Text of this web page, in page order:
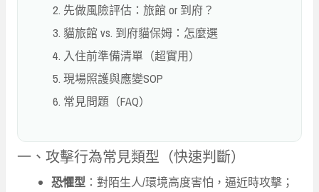
先做風險評估：旅館 or 到府？
貓旅館 vs. 到府貓保姆：怎麼選
入住前準備清單（超實用）
現場照護與應變SOP
常見問題（FAQ）
一、攻擊行為常見類型（快速判斷）
恐懼型 ：對陌生人/環境高度害怕，逼近時攻擊；